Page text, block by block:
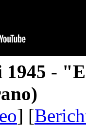
1945 -
] [